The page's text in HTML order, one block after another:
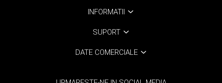
INFORMATII
SUPORT
DATE COMERCIALE